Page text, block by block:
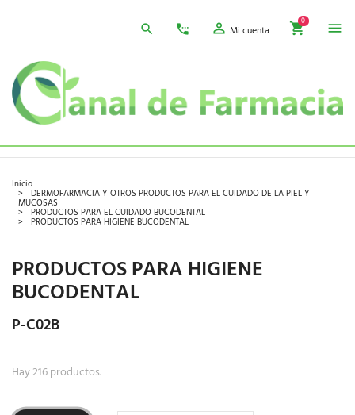
Mi cuenta
0
Inicio
DERMOFARMACIA Y OTROS PRODUCTOS PARA EL CUIDADO DE LA PIEL Y
MUCOSAS
PRODUCTOS PARA EL CUIDADO BUCODENTAL
PRODUCTOS PARA HIGIENE BUCODENTAL
PRODUCTOS PARA HIGIENE
BUCODENTAL
P-C02B
Hay 216 productos.